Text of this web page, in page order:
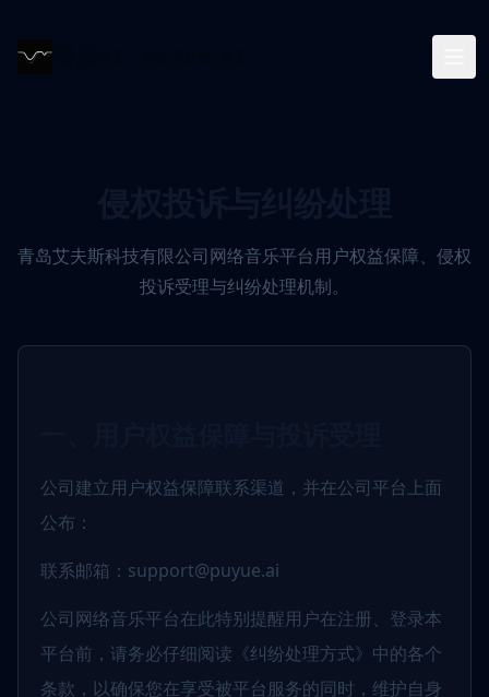
青岛艾夫斯科技有限公司网络音乐平台用户权益保障、侵权
投诉受理与纠纷处理机制。
公司建立用户权益保障联系渠道，并在公司平台上面
公布：
联系邮箱：support@puyue.ai
公司网络音乐平台在此特别提醒用户在注册、登录本
平台前，请务必仔细阅读《纠纷处理方式》中的各个
条款，以确保您在享受被平台服务的同时，维护自身